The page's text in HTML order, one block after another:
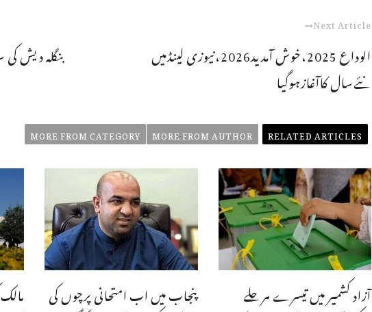
بنگلہ دیش
Next Article
الوداع 2025،خوش آمدید2026،نیوزی لینڈمیں
نئےسال کاآغازہوگیا
RELATED ARTICLES
MORE FROM AUTHOR
MORE FROM CATEGORY
پنجاب میں اب امتحانی پرچوں کی
آزاد کشمیر میں تیسرے مرحلے